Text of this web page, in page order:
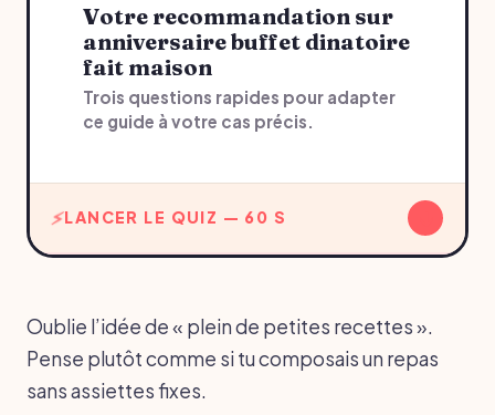
Votre recommandation sur
anniversaire buffet dinatoire
fait maison
Trois questions rapides pour adapter
ce guide à votre cas précis.
LANCER LE QUIZ — 60 S
Oublie l’idée de « plein de petites recettes ».
Pense plutôt comme si tu composais un repas
sans assiettes fixes.